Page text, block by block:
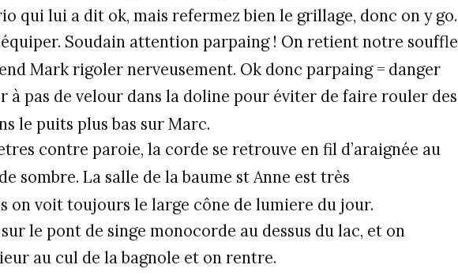
qui lui a dit ok, mais refermez bien le grillage, donc on y go.
Soudain attention parpaing ! On retient notre souffle
Mark rigoler nerveusement. Ok donc parpaing = danger
à pas de velour dans la doline pour éviter de faire rouler des
le puits plus bas sur Marc.
contre paroie, la corde se retrouve en fil d’araignée au
sombre. La salle de la baume st Anne est très
on voit toujours le large cône de lumiere du jour.
le pont de singe monocorde au dessus du lac, et on
au cul de la bagnole et on rentre.